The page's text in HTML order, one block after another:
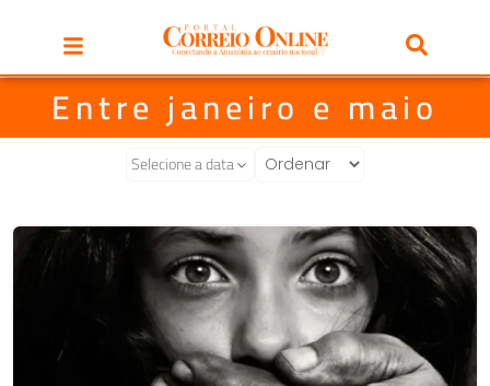
Entre janeiro e maio
Selecione a data